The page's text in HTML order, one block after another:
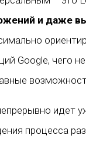
и даже
Google, чего
идет
процесса